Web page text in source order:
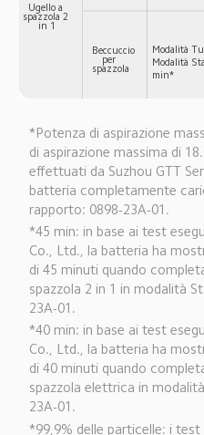
Ugello a
spazzola 2
in 1
Beccuccio
per
spazzola
Modalità
Modalità
min*
*Potenza di aspirazione
di aspirazione massima di
effettuati da Suzhou GTT
batteria completamente
rapporto: 0898-23A-01.
*45 min: in base ai test
Co., Ltd., la batteria ha
di 45 minuti quando
spazzola 2 in 1 in modalità
23A-01.
*40 min: in base ai test
Co., Ltd., la batteria ha
di 40 minuti quando
spazzola elettrica in
23A-01.
*99,9% delle particelle: i test